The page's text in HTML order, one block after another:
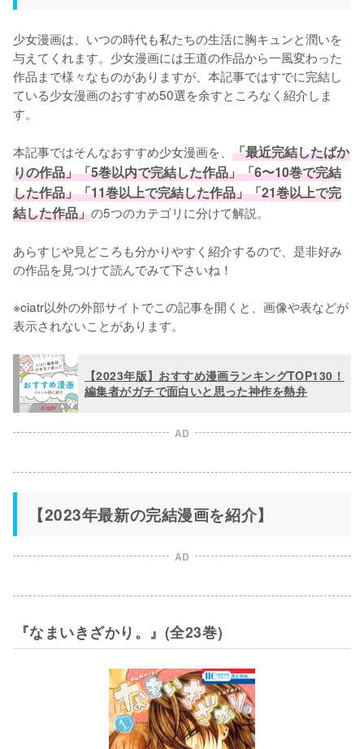
少女漫画は、いつの時代も私たちの生活に胸キュンと潤いを
与えてくれます。少女漫画には王道の作品から一風変わった
作品まで様々なものがありますが、本記事ではすでに完結し
ている少女漫画のおすすめ50選を余すところなく紹介しま
す。
本記事ではそんなおすすめ少女漫画を、 「最近完結したばか
りの作品」「5巻以内で完結した作品」「6〜10巻で完結
した作品」「11巻以上で完結した作品」「21巻以上で完
結した作品」の5つのカテゴリに分けて解説。
あらすじや見どころも分かりやすく紹介するので、是非好み
の作品を見つけて読んでみて下さいね！
※ciatr以外の外部サイトでこの記事を開くと、画像や表などが
表示されないことがあります。
【2023年版】おすすめ漫画ランキングTOP130！
編集者がガチで面白いと思った神作を熱弁
AD
【2023年最新の完結漫画を紹介】
AD
『なまいきざかり。』(全23巻)